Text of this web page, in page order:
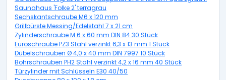
Saunahaus 'Folke 2' terragrau
Sechskantschraube M6 x 120 mm
Grillbürste Messing/Edelstahl 7 x 21 cm
Zylinderschraube M 6 x 60 mm DIN 84 30 Stück
Euroschraube PZ3 Stahl verzinkt 6,3 x 13 mm 1 Stück
Dübelschrauben Ø 4,0 x 40 mm DIN 7997 10 Stück
Bohrschrauben PH2 Stahl verzinkt 4,2 x 16 mm 40 Stück
Türzylinder mit Schlüsseln E30 40/50